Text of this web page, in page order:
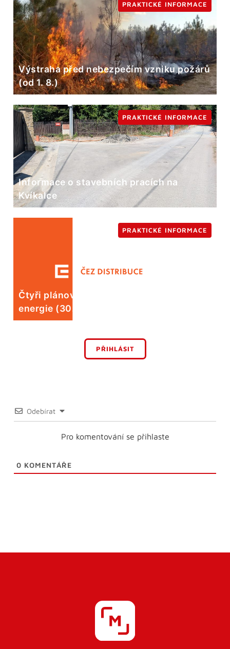
Výstraha před nebezpečím vzniku požárů
(od 1. 8.)
PRAKTICKÉ INFORMACE
Informace o stavebních pracích na
Kvíkalce
PRAKTICKÉ INFORMACE
Čtyři plánované odstávky elektrické
energie (30. 7.)
PRAKTICKÉ INFORMACE
PŘIHLÁSIT
Odebírat
Pro komentování se přihlaste
0 KOMENTÁŘE